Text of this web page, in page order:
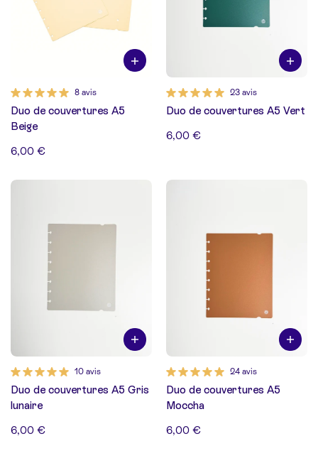
8 avis
Duo de couvertures A5
Beige
6,00 €
23 avis
Duo de couvertures A5 Vert
6,00 €
10 avis
Duo de couvertures A5 Gris
lunaire
6,00 €
24 avis
Duo de couvertures A5
Moccha
6,00 €